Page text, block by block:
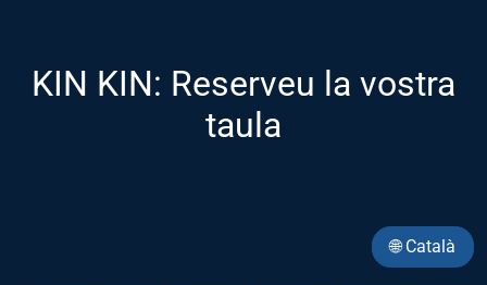
KIN KIN: Reserveu la vostra
taula
🌐 Català